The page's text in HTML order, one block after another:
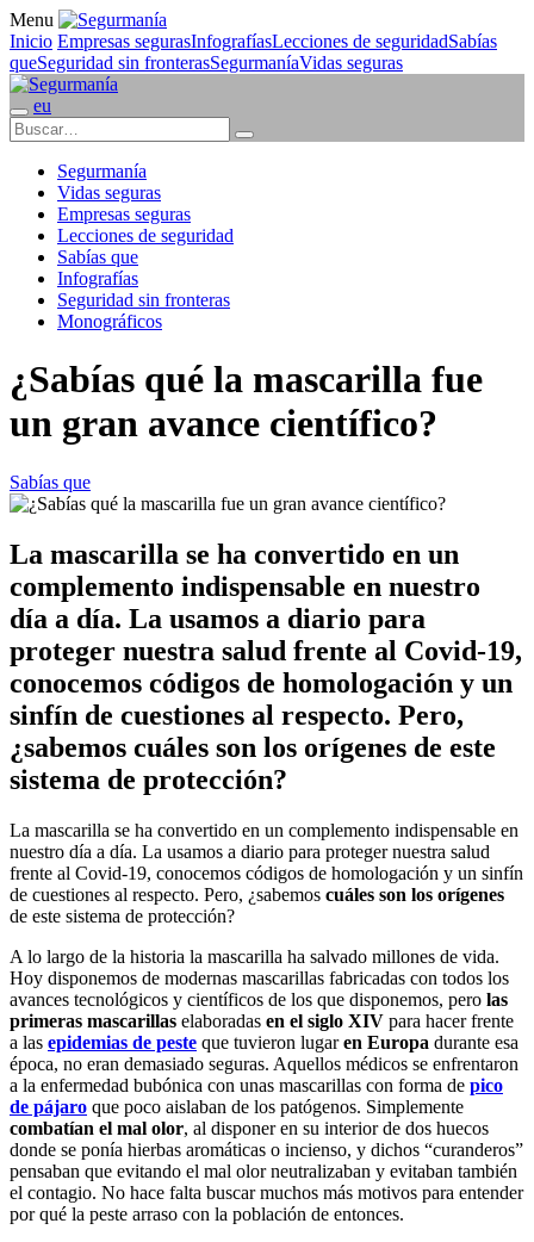
Menu
Inicio Empresas segurasInfografíasLecciones de seguridadSabías
queSeguridad sin fronterasSegurmaníaVidas seguras
eu
Segurmanía
Vidas seguras
Empresas seguras
Lecciones de seguridad
Sabías que
Infografías
Seguridad sin fronteras
Monográficos
¿Sabías qué la mascarilla fue
un gran avance científico?
Sabías que
La mascarilla se ha convertido en un
complemento indispensable en nuestro
día a día. La usamos a diario para
proteger nuestra salud frente al Covid-19,
conocemos códigos de homologación y un
sinfín de cuestiones al respecto. Pero,
¿sabemos cuáles son los orígenes de este
sistema de protección?
La mascarilla se ha convertido en un complemento indispensable en
nuestro día a día. La usamos a diario para proteger nuestra salud
frente al Covid-19, conocemos códigos de homologación y un sinfín
de cuestiones al respecto. Pero, ¿sabemos cuáles son los orígenes
de este sistema de protección?
A lo largo de la historia la mascarilla ha salvado millones de vida.
Hoy disponemos de modernas mascarillas fabricadas con todos los
avances tecnológicos y científicos de los que disponemos, pero las
primeras mascarillas elaboradas en el siglo XIV para hacer frente
a las epidemias de peste que tuvieron lugaren Europa durante esa
época, no eran demasiado seguras. Aquellos médicos se enfrentaron
a la enfermedad bubónica con unas mascarillas con forma de pico
de pájaro que poco aislaban de los patógenos. Simplemente
combatían el mal olor, al disponer en su interior de dos huecos
donde se ponía hierbas aromáticas o incienso, y dichos “curanderos”
pensaban que evitando el mal olor neutralizaban y evitaban también
el contagio. No hace falta buscar muchos más motivos para entender
por qué la peste arraso con la población de entonces.